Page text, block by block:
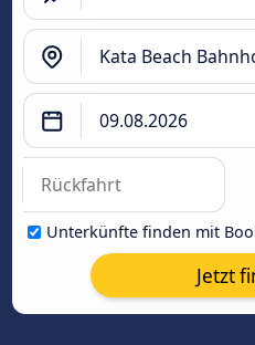
Unterkünfte finden mit
Jetzt